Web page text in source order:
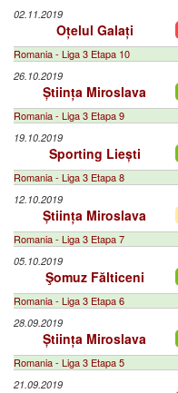
02.11.2019
Oțelul Galați
Romania - Liga 3 Etapa 10
26.10.2019
Știința Miroslava
Romania - Liga 3 Etapa 9
19.10.2019
Sporting Liești
Romania - Liga 3 Etapa 8
12.10.2019
Știința Miroslava
Romania - Liga 3 Etapa 7
05.10.2019
Şomuz Fălticeni
Romania - Liga 3 Etapa 6
28.09.2019
Știința Miroslava
Romania - Liga 3 Etapa 5
21.09.2019